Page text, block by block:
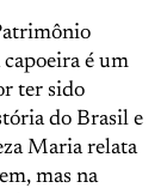
é um
ter sido
do Brasil e
Maria relata
mas na